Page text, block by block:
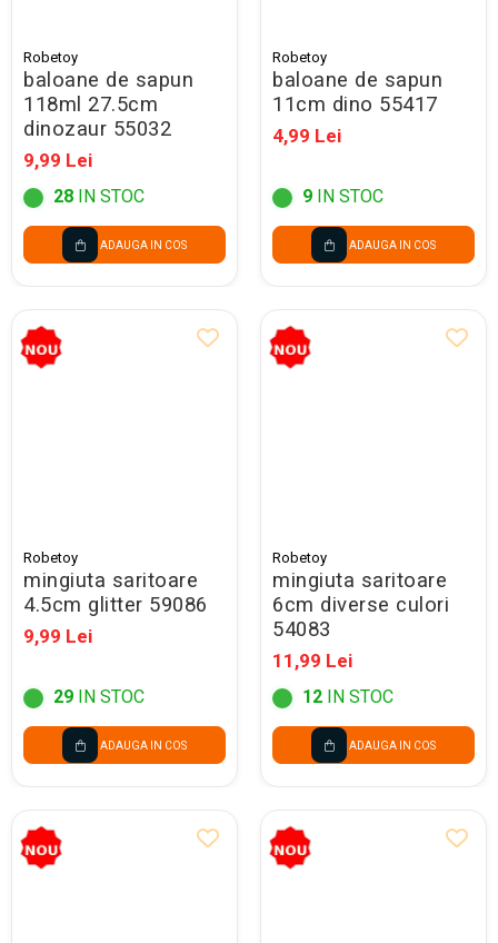
Robetoy
baloane de sapun
118ml 27.5cm
dinozaur 55032
9,99 Lei
28 IN STOC
ADAUGA IN COS
Robetoy
baloane de sapun
11cm dino 55417
4,99 Lei
9 IN STOC
ADAUGA IN COS
Robetoy
mingiuta saritoare
4.5cm glitter 59086
9,99 Lei
29 IN STOC
ADAUGA IN COS
Robetoy
mingiuta saritoare
6cm diverse culori
54083
11,99 Lei
12 IN STOC
ADAUGA IN COS